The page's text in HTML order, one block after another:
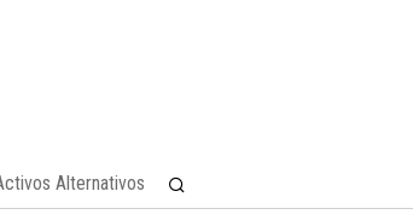
Alternativos